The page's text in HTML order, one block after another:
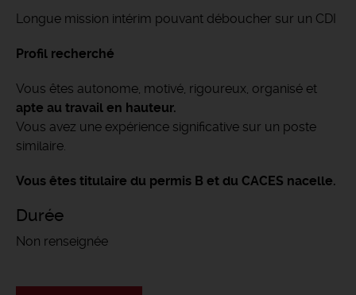
Longue mission intérim pouvant déboucher sur un CDI
Profil recherché
Vous êtes autonome, motivé, rigoureux, organisé et
apte au travail en hauteur.
Vous avez une expérience significative sur un poste
similaire.
Vous êtes titulaire du permis B et du CACES nacelle.
Durée
Non renseignée